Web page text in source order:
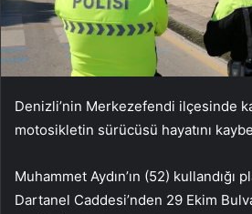
Denizli’nin Merkezefendi ilçesinde
motosikletin sürücüsü hayatını
Muhammet Aydın’ın (52) kullandığı
Dartanel Caddesi’nden 29 Ekim